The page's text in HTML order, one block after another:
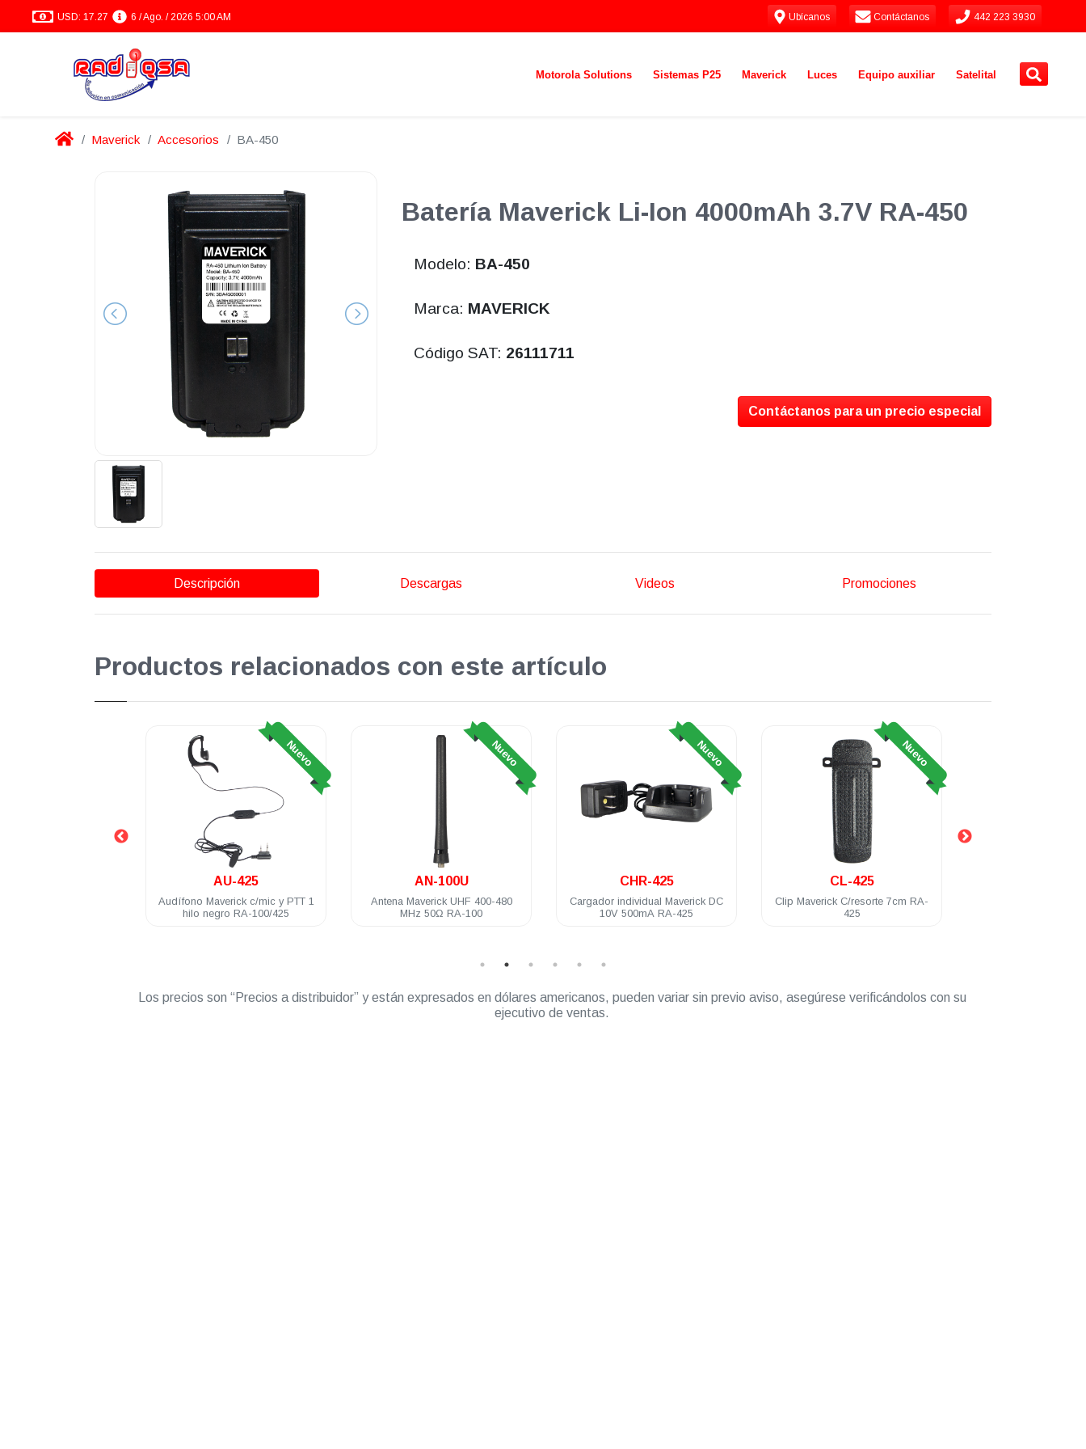
USD: 17.27 6 / Ago. / 2026 5:00 AM Ubícanos Contáctanos 442 223 3930
Motorola Solutions Sistemas P25 Maverick Luces Equipo auxiliar Satelital
Maverick Accesorios BA-450
Batería Maverick Li-Ion 4000mAh 3.7V RA-450
Modelo: BA-450
Marca: MAVERICK
Código SAT: 26111711
Contáctanos para un precio especial
Descripción Descargas Videos Promociones
Productos relacionados con este artículo
Nuevo
AU-425
Audífono Maverick c/mic y PTT 1
hilo negro RA-100/425
Nuevo
AN-100U
Antena Maverick UHF 400-480
MHz 50Ω RA-100
Nuevo
CHR-425
Cargador individual Maverick DC
10V 500mA RA-425
Nuevo
CL-425
Clip Maverick C/resorte 7cm RA-
425
Los precios son “Precios a distribuidor” y están expresados en dólares americanos, pueden variar sin previo aviso, asegúrese verificándolos con su
ejecutivo de ventas.